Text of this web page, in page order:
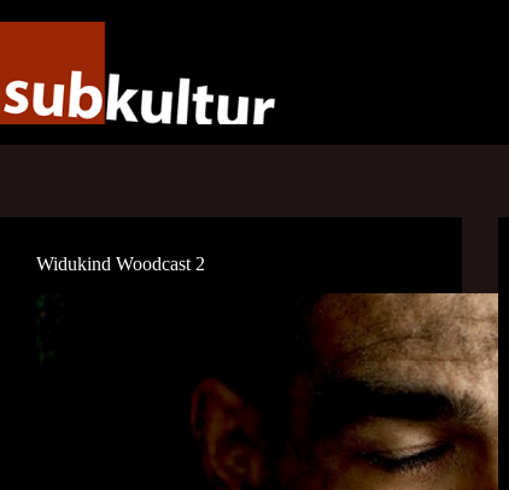
Widukind Woodcast 2